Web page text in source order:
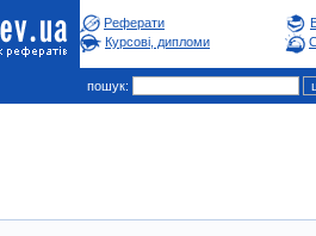
Реферати
Курсові, дипломи
пошук: